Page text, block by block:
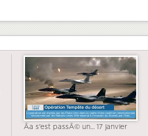
Ãa s'est passÃ© un... 17 janvier